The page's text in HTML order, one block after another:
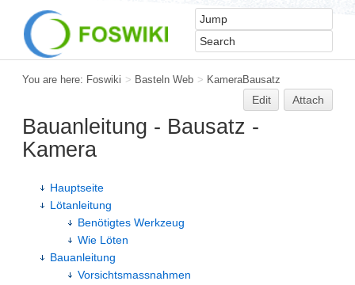
You are here: Foswiki > Basteln Web > KameraBausatz
Edit Attach
Bauanleitung - Bausatz -
Kamera
Hauptseite
Lötanleitung
Benötigtes Werkzeug
Wie Löten
Bauanleitung
Vorsichtsmassnahmen